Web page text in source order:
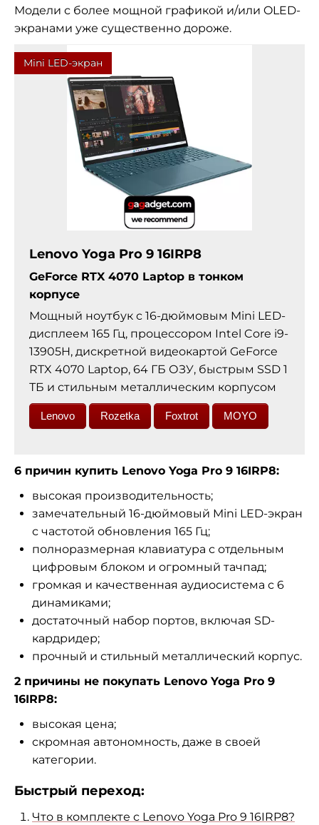
Модели с более мощной графикой и/или OLED-
экранами уже существенно дороже.
Lenovo Yoga Pro 9 16IRP8
GeForce RTX 4070 Laptop в тонком
корпусе
Мощный ноутбук с 16-дюймовым Mini LED-
дисплеем 165 Гц, процессором Intel Core i9-
13905H, дискретной видеокартой GeForce
RTX 4070 Laptop, 64 ГБ ОЗУ, быстрым SSD 1
ТБ и стильным металлическим корпусом
Lenovo Rozetka Foxtrot MOYO
Mini LED-экран
6 причин купить Lenovo Yoga Pro 9 16IRP8:
высокая производительность;
замечательный 16-дюймовый Mini LED-экран
с частотой обновления 165 Гц;
полноразмерная клавиатура с отдельным
цифровым блоком и огромный тачпад;
громкая и качественная аудиосистема с 6
динамиками;
достаточный набор портов, включая SD-
кардридер;
прочный и стильный металлический корпус.
2 причины не покупать Lenovo Yoga Pro 9
16IRP8:
высокая цена;
скромная автономность, даже в своей
категории.
Быстрый переход:
Что в комплекте с Lenovo Yoga Pro 9 16IRP8?